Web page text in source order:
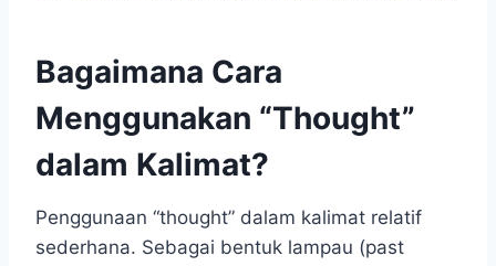
Bagaimana Cara
Menggunakan “Thought”
dalam Kalimat?
Penggunaan “thought” dalam kalimat relatif
sederhana. Sebagai bentuk lampau (past